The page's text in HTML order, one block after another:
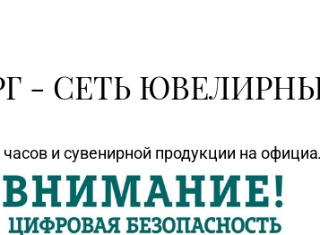
- СЕТЬ
и сувенирной продукции на